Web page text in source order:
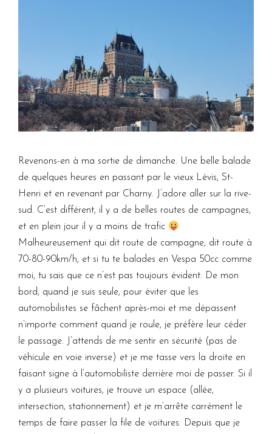
Revenons-en à ma sortie de dimanche. Une belle balade
de quelques heures en passant par le vieux Lévis, St-
Henri et en revenant par Charny. J’adore aller sur la rive-
sud. C’est différent, il y a de belles routes de campagnes,
et en plein jour il y a moins de trafic
Malheureusement qui dit route de campagne, dit route à
70-80-90km/h, et si tu te balades en Vespa 50cc comme
moi, tu sais que ce n’est pas toujours évident. De mon
bord, quand je suis seule, pour éviter que les
automobilistes se fâchent après-moi et me dépassent
n’importe comment quand je roule, je préfère leur céder
le passage. J’attends de me sentir en sécurité (pas de
véhicule en voie inverse) et je me tasse vers la droite en
faisant signe à l’automobiliste derrière moi de passer. Si il
y a plusieurs voitures, je trouve un espace (allée,
intersection, stationnement) et je m’arrête carrément le
temps de faire passer la file de voitures. Depuis que je